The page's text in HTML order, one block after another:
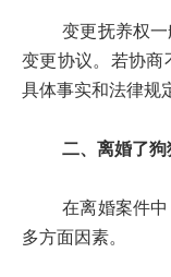
变更抚养权一般
变更协议。若协商
具体事实和法律规
二、离婚了狗
在离婚案件中，
多方面因素。